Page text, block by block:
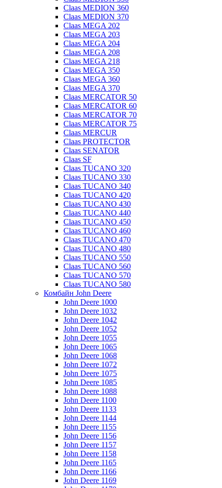
Claas MEDION 360
Claas MEDION 370
Claas MEGA 202
Claas MEGA 203
Claas MEGA 204
Claas MEGA 208
Claas MEGA 218
Claas MEGA 350
Claas MEGA 360
Claas MEGA 370
Claas MERCATOR 50
Claas MERCATOR 60
Claas MERCATOR 70
Claas MERCATOR 75
Claas MERCUR
Claas PROTECTOR
Claas SENATOR
Claas SF
Claas TUCANO 320
Claas TUCANO 330
Claas TUCANO 340
Claas TUCANO 420
Claas TUCANO 430
Claas TUCANO 440
Claas TUCANO 450
Claas TUCANO 460
Claas TUCANO 470
Claas TUCANO 480
Claas TUCANO 550
Claas TUCANO 560
Claas TUCANO 570
Claas TUCANO 580
Комбайн John Deere
John Deere 1000
John Deere 1032
John Deere 1042
John Deere 1052
John Deere 1055
John Deere 1065
John Deere 1068
John Deere 1072
John Deere 1075
John Deere 1085
John Deere 1088
John Deere 1100
John Deere 1133
John Deere 1144
John Deere 1155
John Deere 1156
John Deere 1157
John Deere 1158
John Deere 1165
John Deere 1166
John Deere 1169